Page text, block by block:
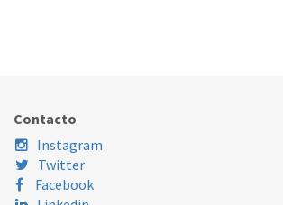
BRANDT-VEDETTE
Contacto
Instagram
Twitter
Facebook